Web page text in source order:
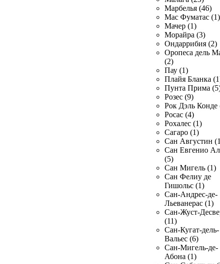
Марбелья (46)
Мас Фуматас (1)
Мачер (1)
Морайра (3)
Ондаррибия (2)
Оропеса дель
(2)
Пау (1)
Плайя Бланка
Пунта Прима
Розес (9)
Рок Дэль Конде
Росас (4)
Рохалес (1)
Сагаро (1)
Сан Августин
Сан Евгенио
(5)
Сан Мигель (1)
Сан Фелиу де
Гишольс (1)
Сан-Андрес-де-
Льеванерас (1)
Сан-Жуст-
(11)
Сан-Кугат-дель-
Вальес (6)
Сан-Мигель-де-
Абона (1)